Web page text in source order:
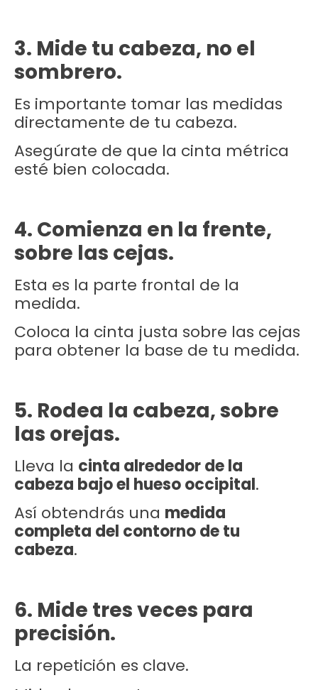
3. Mide tu cabeza, no el
sombrero.
Es importante tomar las medidas
directamente de tu cabeza.
Asegúrate de que la cinta métrica
esté bien colocada.
4. Comienza en la frente,
sobre las cejas.
Esta es la parte frontal de la
medida.
Coloca la cinta justa sobre las cejas
para obtener la base de tu medida.
5. Rodea la cabeza, sobre
las orejas.
Lleva la cinta alrededor de la
cabeza bajo el hueso occipital.
Así obtendrás una medida
completa del contorno de tu
cabeza.
6. Mide tres veces para
precisión.
La repetición es clave.